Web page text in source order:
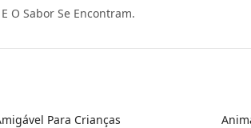
O Sabor Se Encontram.
Para Crianças